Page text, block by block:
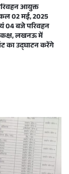
आयुक्त
02 मई, 2025
04 बजे परिवहन
कक्ष, लखनऊ में
का उद्घाटन करेंगे